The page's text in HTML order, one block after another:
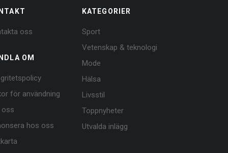
oss
OM
för användning
oss
hos oss
KATEGORIER
Sport
Vetenskap & teknologi
Mode
Hälsa
Livsstil
Toppnyheter
Utvalda inlägg